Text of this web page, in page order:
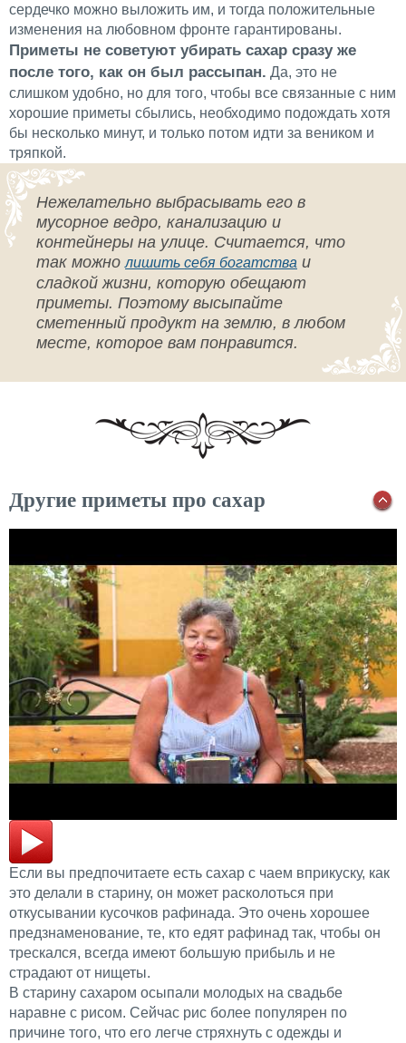
сердечко можно выложить им, и тогда положительные
изменения на любовном фронте гарантированы.
Приметы не советуют убирать сахар сразу же
после того, как он был рассыпан. Да, это не
слишком удобно, но для того, чтобы все связанные с ним
хорошие приметы сбылись, необходимо подождать хотя
бы несколько минут, и только потом идти за веником и
тряпкой.
Нежелательно выбрасывать его в
мусорное ведро, канализацию и
контейнеры на улице. Считается, что
так можно лишить себя богатства и
сладкой жизни, которую обещают
приметы. Поэтому высыпайте
сметенный продукт на землю, в любом
месте, которое вам понравится.
Другие приметы про сахар
Если вы предпочитаете есть сахар с чаем вприкуску, как
это делали в старину, он может расколоться при
откусывании кусочков рафинада. Это очень хорошее
предзнаменование, те, кто едят рафинад так, чтобы он
трескался, всегда имеют большую прибыль и не
страдают от нищеты.
В старину сахаром осыпали молодых на свадьбе
наравне с рисом. Сейчас рис более популярен по
причине того, что его легче стряхнуть с одежды и